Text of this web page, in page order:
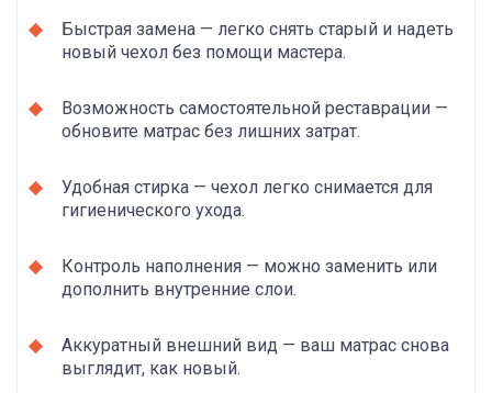
Быстрая замена — легко снять старый и надеть
новый чехол без помощи мастера.
Возможность самостоятельной реставрации —
обновите матрас без лишних затрат.
Удобная стирка — чехол легко снимается для
гигиенического ухода.
Контроль наполнения — можно заменить или
дополнить внутренние слои.
Аккуратный внешний вид — ваш матрас снова
выглядит, как новый.